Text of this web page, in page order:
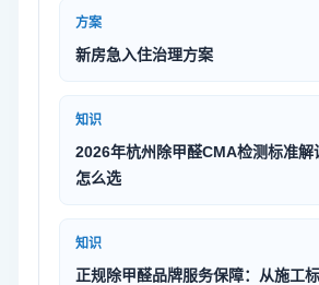
方案
新房急入住治理方案
知识
2026年杭州除甲醛CMA检测标准解
怎么选
知识
正规除甲醛品牌服务保障：从施工